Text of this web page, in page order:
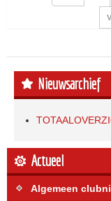
Nieuwsarchief
Actueel
Algemeen